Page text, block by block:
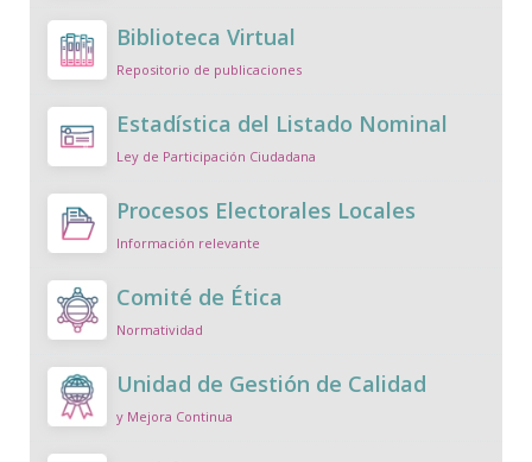
Biblioteca Virtual
Repositorio de publicaciones
Estadística del Listado Nominal
Ley de Participación Ciudadana
Procesos Electorales Locales
Información relevante
Comité de Ética
Normatividad
Unidad de Gestión de Calidad
y Mejora Continua